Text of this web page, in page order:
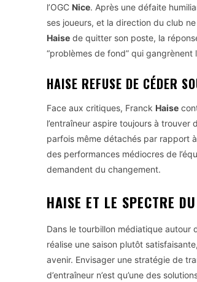
l’OGC Nice. Après une défaite
ses joueurs, et la direction du club
Haise de quitter son poste, la
“problèmes de fond” qui gangrènent
HAISE REFUSE DE CÉDER
Face aux critiques, Franck Haise
l’entraîneur aspire toujours à trouver
parfois même détachés par rapport
des performances médiocres de
demandent du changement.
HAISE ET LE SPECTRE
Dans le tourbillon médiatique autour
réalise une saison plutôt
avenir. Envisager une stratégie de
d’entraîneur n’est qu’une des